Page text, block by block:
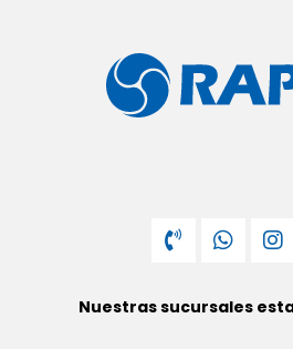
Nuestras sucursales